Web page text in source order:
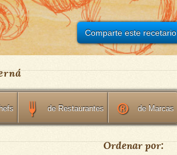
Comparte este recetario
de Restaurantes de Marcas
Ordenar por: